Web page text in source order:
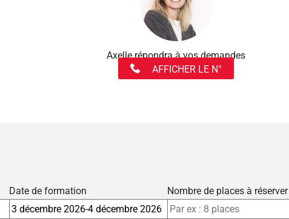
Axelle répondra à vos demandes
AFFICHER LE N°
Date de formation Nombre de places à réserver